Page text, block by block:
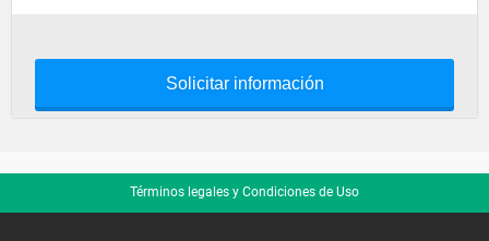
Solicitar información
Términos legales y Condiciones de Uso